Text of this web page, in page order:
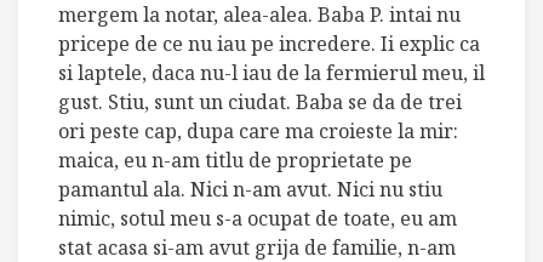
mergem la notar, alea-alea. Baba P. intai nu
pricepe de ce nu iau pe incredere. Ii explic ca
si laptele, daca nu-l iau de la fermierul meu, il
gust. Stiu, sunt un ciudat. Baba se da de trei
ori peste cap, dupa care ma croieste la mir:
maica, eu n-am titlu de proprietate pe
pamantul ala. Nici n-am avut. Nici nu stiu
nimic, sotul meu s-a ocupat de toate, eu am
stat acasa si-am avut grija de familie, n-am